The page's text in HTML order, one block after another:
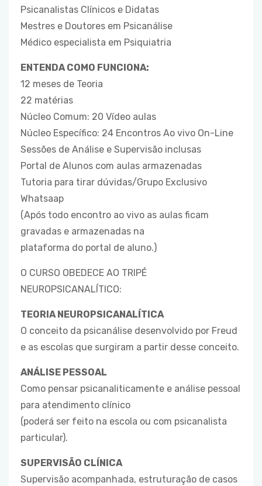
Psicanalistas Clínicos e Didatas
Mestres e Doutores em Psicanálise
Médico especialista em Psiquiatria
ENTENDA COMO FUNCIONA:
12 meses de Teoria
22 matérias
Núcleo Comum: 20 Vídeo aulas
Núcleo Específico: 24 Encontros Ao vivo On-Line
Sessões de Análise e Supervisão inclusas
Portal de Alunos com aulas armazenadas
Tutoria para tirar dúvidas/Grupo Exclusivo
Whatsaap
(Após todo encontro ao vivo as aulas ficam
gravadas e armazenadas na
plataforma do portal de aluno.)
O CURSO OBEDECE AO TRIPÉ
NEUROPSICANALÍTICO:
TEORIA NEUROPSICANALÍTICA
O conceito da psicanálise desenvolvido por Freud
e as escolas que surgiram a partir desse conceito.
ANÁLISE PESSOAL
Como pensar psicanaliticamente e análise pessoal
para atendimento clínico
(poderá ser feito na escola ou com psicanalista
particular).
SUPERVISÃO CLÍNICA
Supervisão acompanhada, estruturação de casos